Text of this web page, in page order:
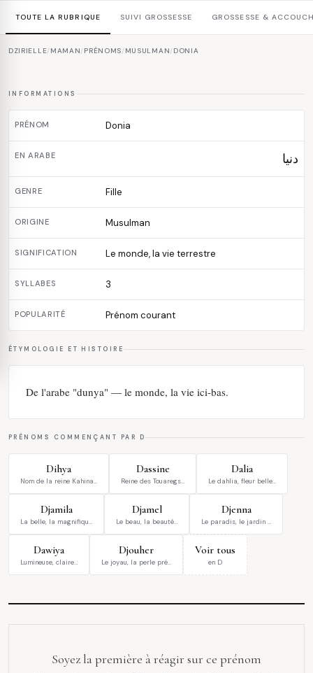
TOUTE LA RUBRIQUE SUIVI GROSSESSE GROSSESSE &
DZIRIELLE/ MAMAN/ PRÉNOMS/ MUSULMAN/ DONIA
INFORMATIONS
PRÉNOM Donia
EN ARABE دنيا
GENRE Fille
ORIGINE Musulman
SIGNIFICATION Le monde, la vie terrestre
SYLLABES 3
POPULARITÉ Prénom courant
ÉTYMOLOGIE ET HISTOIRE
De l'arabe "dunya" — le monde, la vie ici-bas.
PRÉNOMS COMMENÇANT PAR D
Dihya
Nom de la reine Kahina…
Dassine
Reine des Touaregs…
Dalia
Le dahlia, fleur belle…
Djamila
La belle, la magnifiqu…
Djamel
Le beau, la beauté…
Djenna
Le paradis, le jardin …
Dawiya
Lumineuse, claire…
Djouher
Le joyau, la perle pré…
Voir tous
en D
Soyez la première à réagir sur ce prénom